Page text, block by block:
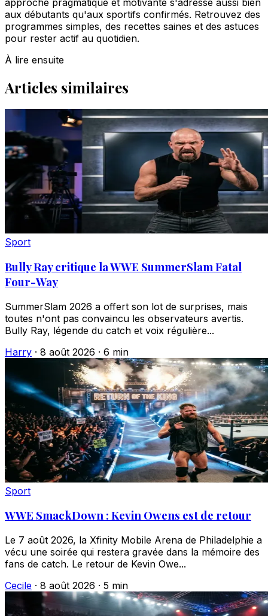
approche pragmatique et motivante s'adresse aussi bien
aux débutants qu'aux sportifs confirmés. Retrouvez des
programmes simples, des recettes saines et des astuces
pour rester actif au quotidien.
À lire ensuite
Articles similaires
Sport
Bully Ray critique la WWE SummerSlam Fatal
Four-Way
SummerSlam 2026 a offert son lot de surprises, mais
toutes n'ont pas convaincu les observateurs avertis.
Bully Ray, légende du catch et voix régulière...
Harry · 8 août 2026 · 6 min
Sport
WWE SmackDown : Kevin Owens est de retour
Le 7 août 2026, la Xfinity Mobile Arena de Philadelphie a
vécu une soirée qui restera gravée dans la mémoire des
fans de catch. Le retour de Kevin Owe...
Cecile · 8 août 2026 · 5 min